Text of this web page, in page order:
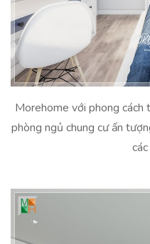
Morehome với phong
phòng ngủ chung cư ấn